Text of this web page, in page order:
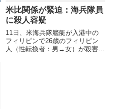
米比関係が緊迫：海兵隊員
に殺人容疑
11日、米海兵隊艦艇が入港中の
フィリピンで26歳のフィリピン
人（性転換者：男→女）が殺害さ